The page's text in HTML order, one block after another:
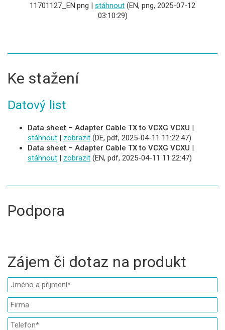
11701127_EN.png | stáhnout (EN, png, 2025-07-12
03:10:29)
Ke stažení
Datový list
Data sheet – Adapter Cable TX to VCXG VCXU |
stáhnout | zobrazit (DE, pdf, 2025-04-11 11:22:47)
Data sheet – Adapter Cable TX to VCXG VCXU |
stáhnout | zobrazit (EN, pdf, 2025-04-11 11:22:47)
Podpora
Zájem či dotaz na produkt